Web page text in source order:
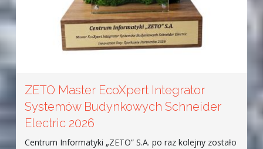
ZETO Master EcoXpert Integrator
Systemów Budynkowych Schneider
Electric 2026
Centrum Informatyki „ZETO” S.A. po raz kolejny zostało